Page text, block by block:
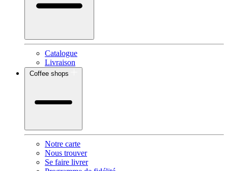
Catalogue
Livraison
Coffee shops
Notre carte
Nous trouver
Se faire livrer